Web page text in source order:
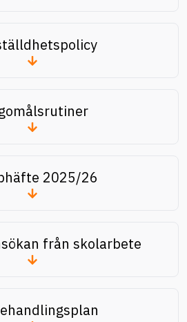
2025/26
från skolarbete